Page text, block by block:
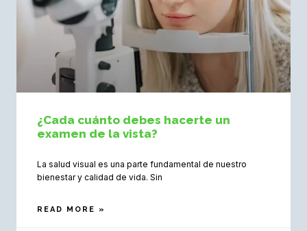
¿Cada cuánto debes hacerte un
examen de la vista?
La salud visual es una parte fundamental de nuestro
bienestar y calidad de vida. Sin
READ MORE »